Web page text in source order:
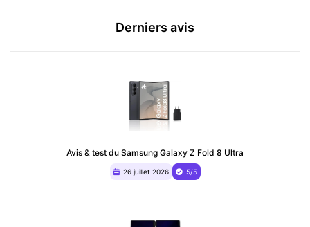
Derniers avis
Avis & test du Samsung Galaxy Z Fold 8 Ultra
26 juillet 2026 5/5